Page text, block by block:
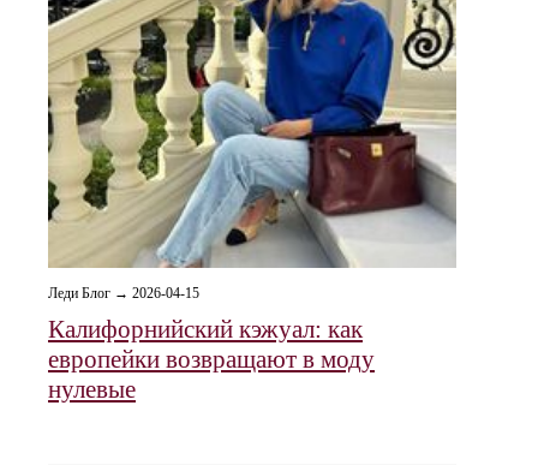
Леди Блог → 2026-04-15
Калифорнийский кэжуал: как
европейки возвращают в моду
нулевые